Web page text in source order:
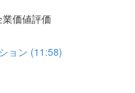
価値評価
ョン (11:58)